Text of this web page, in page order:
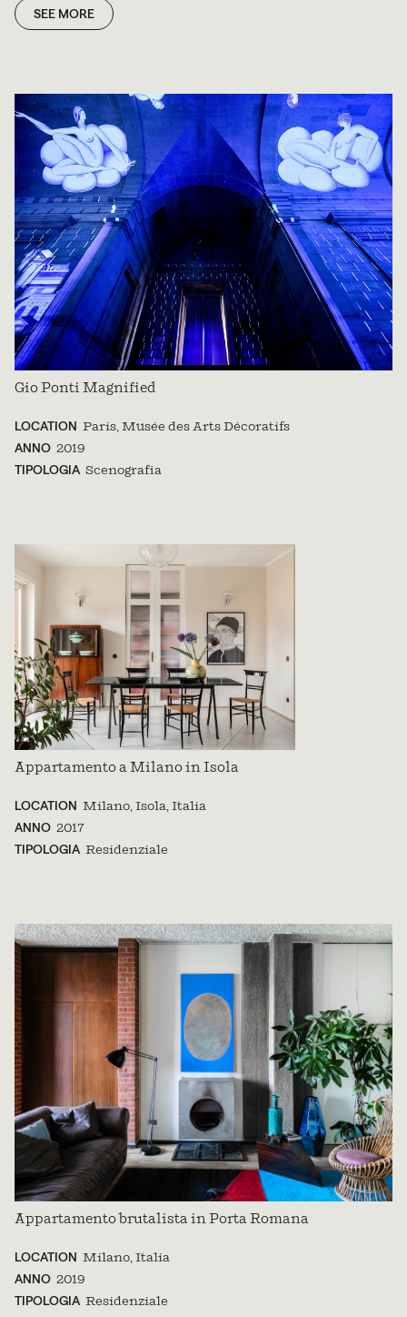
SEE MORE
Gio Ponti Magnified
LOCATION Paris, Musée des Arts Décoratifs
ANNO 2019
TIPOLOGIA Scenografia
Appartamento a Milano in Isola
LOCATION Milano, Isola, Italia
ANNO 2017
TIPOLOGIA Residenziale
Appartamento brutalista in Porta Romana
LOCATION Milano, Italia
ANNO 2019
TIPOLOGIA Residenziale